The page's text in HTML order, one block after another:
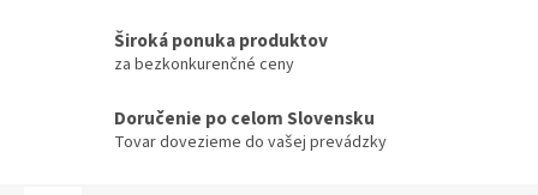
Široká ponuka produktov
za bezkonkurenčné ceny
Doručenie po celom Slovensku
Tovar dovezieme do vašej prevádzky